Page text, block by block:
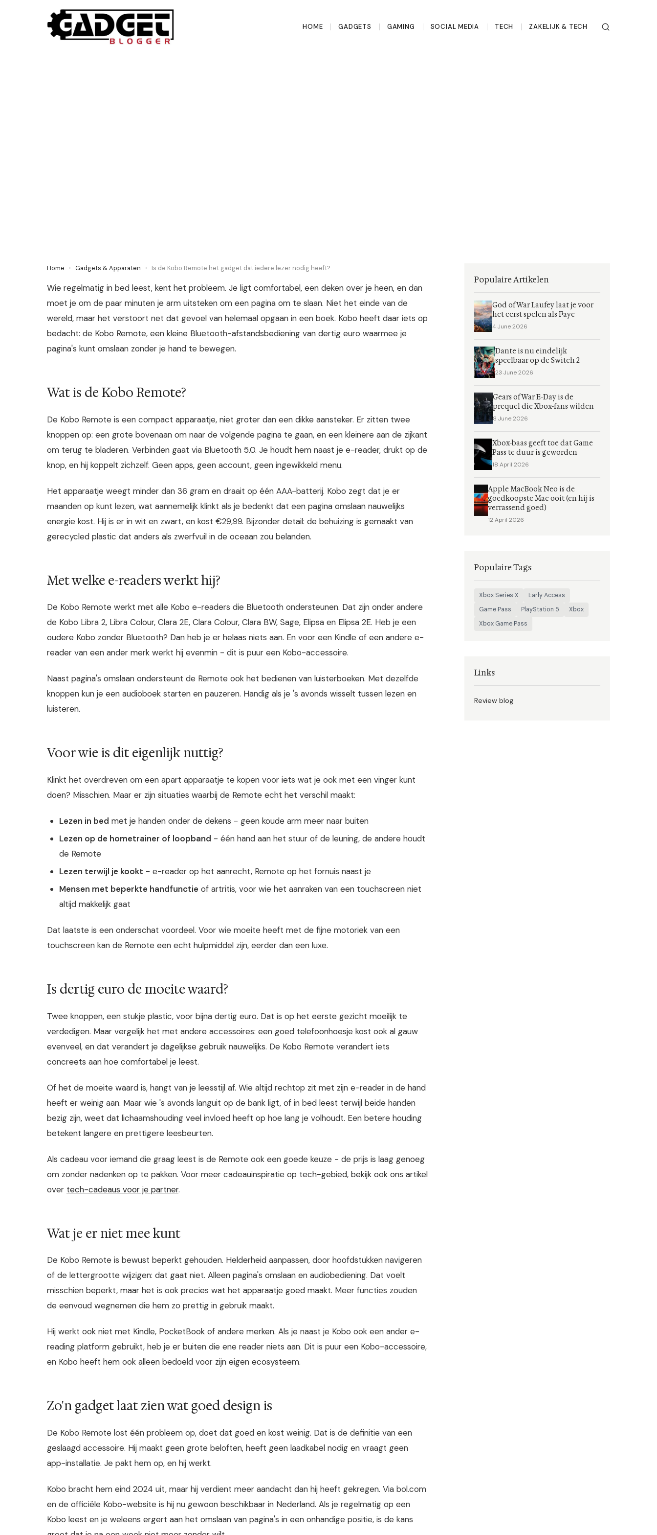
HOME GADGETS GAMING SOCIAL MEDIA TECH ZAKELIJK & TECH
Home › Gadgets & Apparaten › Is de Kobo Remote het gadget dat iedere lezer nodig heeft?
Wie regelmatig in bed leest, kent het probleem. Je ligt comfortabel, een deken over je heen, en dan
moet je om de paar minuten je arm uitsteken om een pagina om te slaan. Niet het einde van de
wereld, maar het verstoort net dat gevoel van helemaal opgaan in een boek. Kobo heeft daar iets op
bedacht: de Kobo Remote, een kleine Bluetooth-afstandsbediening van dertig euro waarmee je
pagina's kunt omslaan zonder je hand te bewegen.
Wat is de Kobo Remote?
De Kobo Remote is een compact apparaatje, niet groter dan een dikke aansteker. Er zitten twee
knoppen op: een grote bovenaan om naar de volgende pagina te gaan, en een kleinere aan de zijkant
om terug te bladeren. Verbinden gaat via Bluetooth 5.0. Je houdt hem naast je e-reader, drukt op de
knop, en hij koppelt zichzelf. Geen apps, geen account, geen ingewikkeld menu.
Het apparaatje weegt minder dan 36 gram en draait op één AAA-batterij. Kobo zegt dat je er
maanden op kunt lezen, wat aannemelijk klinkt als je bedenkt dat een pagina omslaan nauwelijks
energie kost. Hij is er in wit en zwart, en kost €29,99. Bijzonder detail: de behuizing is gemaakt van
gerecycled plastic dat anders als zwerfvuil in de oceaan zou belanden.
Met welke e-readers werkt hij?
De Kobo Remote werkt met alle Kobo e-readers die Bluetooth ondersteunen. Dat zijn onder andere
de Kobo Libra 2, Libra Colour, Clara 2E, Clara Colour, Clara BW, Sage, Elipsa en Elipsa 2E. Heb je een
oudere Kobo zonder Bluetooth? Dan heb je er helaas niets aan. En voor een Kindle of een andere e-
reader van een ander merk werkt hij evenmin - dit is puur een Kobo-accessoire.
Naast pagina's omslaan ondersteunt de Remote ook het bedienen van luisterboeken. Met dezelfde
knoppen kun je een audioboek starten en pauzeren. Handig als je 's avonds wisselt tussen lezen en
luisteren.
Voor wie is dit eigenlijk nuttig?
Klinkt het overdreven om een apart apparaatje te kopen voor iets wat je ook met een vinger kunt
doen? Misschien. Maar er zijn situaties waarbij de Remote echt het verschil maakt:
Lezen in bed met je handen onder de dekens - geen koude arm meer naar buiten
Lezen op de hometrainer of loopband - één hand aan het stuur of de leuning, de andere houdt
de Remote
Lezen terwijl je kookt - e-reader op het aanrecht, Remote op het fornuis naast je
Mensen met beperkte handfunctie of artritis, voor wie het aanraken van een touchscreen niet
altijd makkelijk gaat
Dat laatste is een onderschat voordeel. Voor wie moeite heeft met de fijne motoriek van een
touchscreen kan de Remote een echt hulpmiddel zijn, eerder dan een luxe.
Is dertig euro de moeite waard?
Twee knoppen, een stukje plastic, voor bijna dertig euro. Dat is op het eerste gezicht moeilijk te
verdedigen. Maar vergelijk het met andere accessoires: een goed telefoonhoesje kost ook al gauw
evenveel, en dat verandert je dagelijkse gebruik nauwelijks. De Kobo Remote verandert iets
concreets aan hoe comfortabel je leest.
Of het de moeite waard is, hangt van je leesstijl af. Wie altijd rechtop zit met zijn e-reader in de hand
heeft er weinig aan. Maar wie 's avonds languit op de bank ligt, of in bed leest terwijl beide handen
bezig zijn, weet dat lichaamshouding veel invloed heeft op hoe lang je volhoudt. Een betere houding
betekent langere en prettigere leesbeurten.
Als cadeau voor iemand die graag leest is de Remote ook een goede keuze - de prijs is laag genoeg
om zonder nadenken op te pakken. Voor meer cadeauinspiratie op tech-gebied, bekijk ook ons artikel
over tech-cadeaus voor je partner.
Wat je er niet mee kunt
De Kobo Remote is bewust beperkt gehouden. Helderheid aanpassen, door hoofdstukken navigeren
of de lettergrootte wijzigen: dat gaat niet. Alleen pagina's omslaan en audiobediening. Dat voelt
misschien beperkt, maar het is ook precies wat het apparaatje goed maakt. Meer functies zouden
de eenvoud wegnemen die hem zo prettig in gebruik maakt.
Hij werkt ook niet met Kindle, PocketBook of andere merken. Als je naast je Kobo ook een ander e-
reading platform gebruikt, heb je er buiten die ene reader niets aan. Dit is puur een Kobo-accessoire,
en Kobo heeft hem ook alleen bedoeld voor zijn eigen ecosysteem.
Zo'n gadget laat zien wat goed design is
De Kobo Remote lost één probleem op, doet dat goed en kost weinig. Dat is de definitie van een
geslaagd accessoire. Hij maakt geen grote beloften, heeft geen laadkabel nodig en vraagt geen
app-installatie. Je pakt hem op, en hij werkt.
Kobo bracht hem eind 2024 uit, maar hij verdient meer aandacht dan hij heeft gekregen. Via bol.com
en de officiële Kobo-website is hij nu gewoon beschikbaar in Nederland. Als je regelmatig op een
Kobo leest en je weleens ergert aan het omslaan van pagina's in een onhandige positie, is de kans
Populaire Artikelen
God of War Laufey laat je voor
het eerst spelen als Faye
4 June 2026
Dante is nu eindelijk
speelbaar op de Switch 2
23 June 2026
Gears of War E-Day is de
prequel die Xbox-fans wilden
8 June 2026
Xbox-baas geeft toe dat Game
Pass te duur is geworden
18 April 2026
Apple MacBook Neo is de
goedkoopste Mac ooit (en hij is
verrassend goed)
12 April 2026
Populaire Tags
Xbox Series X
Early Access
Game Pass
PlayStation 5
Xbox
Xbox Game Pass
Links
Review blog